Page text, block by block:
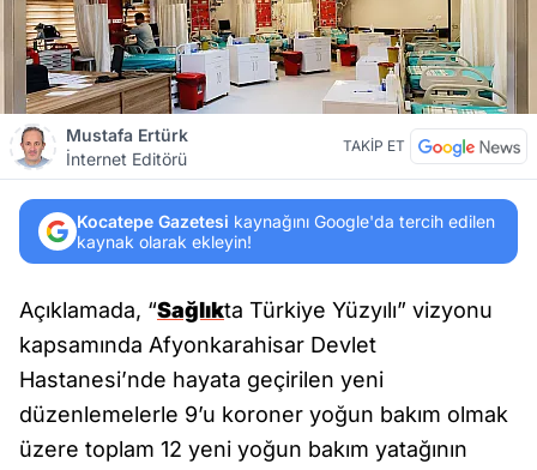
Mustafa Ertürk
İnternet Editörü
TAKİP ET
Kocatepe Gazetesi kaynağını Google'da tercih edilen
kaynak olarak ekleyin!
Açıklamada, “Sağlıkta Türkiye Yüzyılı” vizyonu
kapsamında Afyonkarahisar Devlet
Hastanesi’nde hayata geçirilen yeni
düzenlemelerle 9’u koroner yoğun bakım olmak
üzere toplam 12 yeni yoğun bakım yatağının